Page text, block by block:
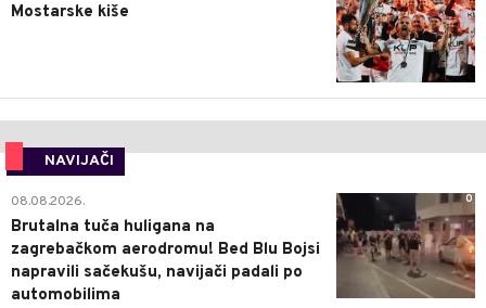
Mostarske kiše
NAVIJAČI
0
08.08.2026.
Brutalna tuča huligana na
zagrebačkom aerodromu! Bed Blu Bojsi
napravili sačekušu, navijači padali po
automobilima